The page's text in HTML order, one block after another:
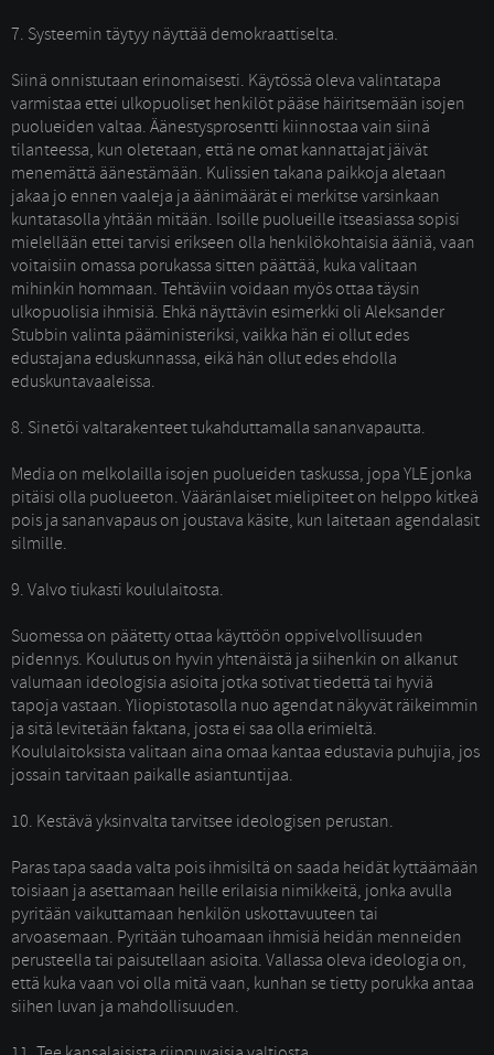
7. Systeemin täytyy näyttää demokraattiselta.
Siinä onnistutaan erinomaisesti. Käytössä oleva valintatapa
varmistaa ettei ulkopuoliset henkilöt pääse häiritsemään isojen
puolueiden valtaa. Äänestysprosentti kiinnostaa vain siinä
tilanteessa, kun oletetaan, että ne omat kannattajat jäivät
menemättä äänestämään. Kulissien takana paikkoja aletaan
jakaa jo ennen vaaleja ja äänimäärät ei merkitse varsinkaan
kuntatasolla yhtään mitään. Isoille puolueille itseasiassa sopisi
mielellään ettei tarvisi erikseen olla henkilökohtaisia ääniä, vaan
voitaisiin omassa porukassa sitten päättää, kuka valitaan
mihinkin hommaan. Tehtäviin voidaan myös ottaa täysin
ulkopuolisia ihmisiä. Ehkä näyttävin esimerkki oli Aleksander
Stubbin valinta pääministeriksi, vaikka hän ei ollut edes
edustajana eduskunnassa, eikä hän ollut edes ehdolla
eduskuntavaaleissa.
8. Sinetöi valtarakenteet tukahduttamalla sananvapautta.
Media on melkolailla isojen puolueiden taskussa, jopa YLE jonka
pitäisi olla puolueeton. Vääränlaiset mielipiteet on helppo kitkeä
pois ja sananvapaus on joustava käsite, kun laitetaan agendalasit
silmille.
9. Valvo tiukasti koululaitosta.
Suomessa on päätetty ottaa käyttöön oppivelvollisuuden
pidennys. Koulutus on hyvin yhtenäistä ja siihenkin on alkanut
valumaan ideologisia asioita jotka sotivat tiedettä tai hyviä
tapoja vastaan. Yliopistotasolla nuo agendat näkyvät räikeimmin
ja sitä levitetään faktana, josta ei saa olla erimieltä.
Koululaitoksista valitaan aina omaa kantaa edustavia puhujia, jos
jossain tarvitaan paikalle asiantuntijaa.
10. Kestävä yksinvalta tarvitsee ideologisen perustan.
Paras tapa saada valta pois ihmisiltä on saada heidät kyttäämään
toisiaan ja asettamaan heille erilaisia nimikkeitä, jonka avulla
pyritään vaikuttamaan henkilön uskottavuuteen tai
arvoasemaan. Pyritään tuhoamaan ihmisiä heidän menneiden
perusteella tai paisutellaan asioita. Vallassa oleva ideologia on,
että kuka vaan voi olla mitä vaan, kunhan se tietty porukka antaa
siihen luvan ja mahdollisuuden.